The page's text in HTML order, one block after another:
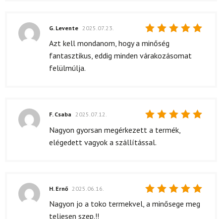
Értékelés:
/ 5
G. Levente 2025.07.23.
Azt kell mondanom, hogy a minőség
fantasztikus, eddig minden várakozásomat
felülmúlja.
Értékelés:
F. Csaba 2025.07.12.
Nagyon gyorsan megérkezett a termék,
elégedett vagyok a szállítással.
Értékelés:
H. Ernő 2025.06.16.
Nagyon jo a toko termekvel, a minősege meg
teljesen szep.!!